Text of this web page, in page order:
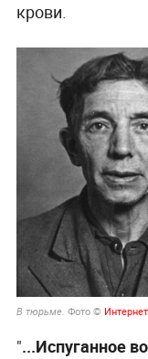
крови.
В тюрьме. Фото ©
"...Испуганное